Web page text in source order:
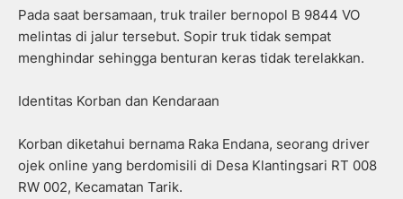
Pada saat bersamaan, truk trailer bernopol B 9844 VO
melintas di jalur tersebut. Sopir truk tidak sempat
menghindar sehingga benturan keras tidak terelakkan.
Identitas Korban dan Kendaraan
Korban diketahui bernama Raka Endana, seorang driver
ojek online yang berdomisili di Desa Klantingsari RT 008
RW 002, Kecamatan Tarik.